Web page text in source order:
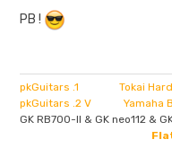
PB !
pkGuitars .1 Tokai
pkGuitars .2 V Yamaha
GK RB700-II & GK neo112 &